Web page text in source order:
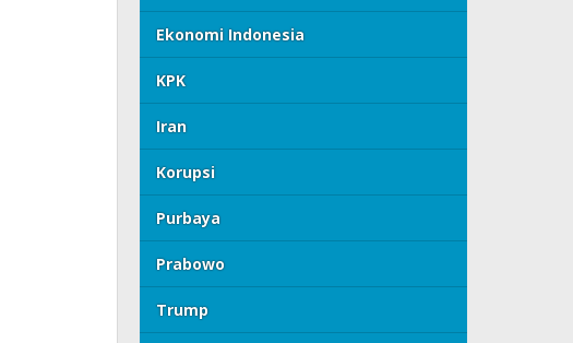
Ekonomi Indonesia
KPK
Iran
Korupsi
Purbaya
Prabowo
Trump